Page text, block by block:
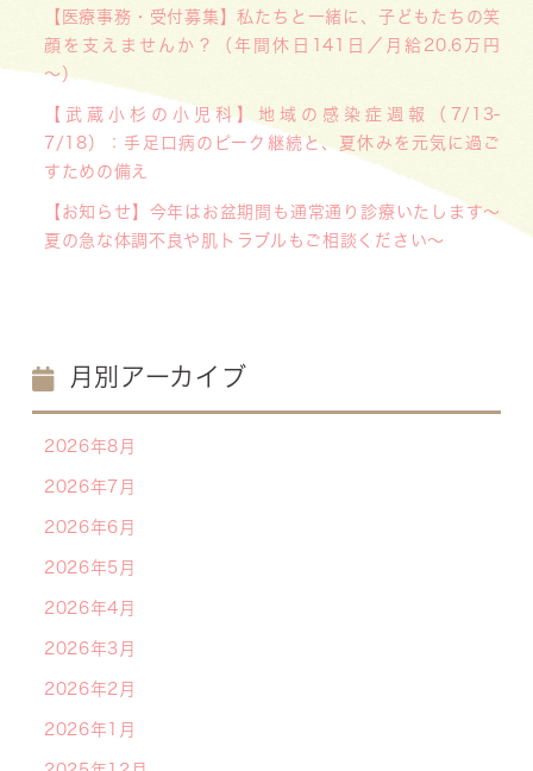
【医療事務・受付募集】私たちと一緒に、子どもたちの笑
顔を支えませんか？（年間休日141日／月給20.6万円
～）
【武蔵小杉の小児科】地域の感染症週報（7/13-
7/18）：手足口病のピーク継続と、夏休みを元気に過ご
すための備え
【お知らせ】今年はお盆期間も通常通り診療いたします〜
夏の急な体調不良や肌トラブルもご相談ください〜
月別アーカイブ
2026年8月
2026年7月
2026年6月
2026年5月
2026年4月
2026年3月
2026年2月
2026年1月